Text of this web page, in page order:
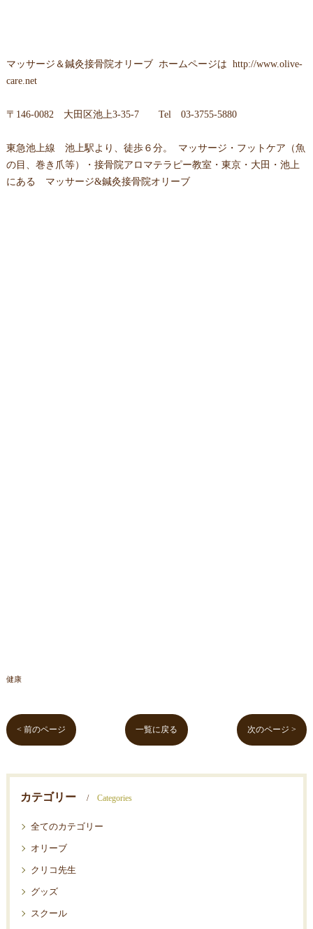
マッサージ＆鍼灸接骨院オリーブ ホームページは http://www.olive-
care.net
〒 146-0082 大田区池上3-35-7Tel 03-3755-5880
東急池上線 池上駅より、徒歩６分。 マッサージ・フットケア（魚
の目、巻き爪等）・接骨院アロマテラピー教室・東京・大田・池上
にある マッサージ&鍼灸接骨院オリーブ
健康
< 前のページ 一覧に戻る 次のページ >
カテゴリー Categories
全てのカテゴリー
オリーブ
クリコ先生
グッズ
スクール